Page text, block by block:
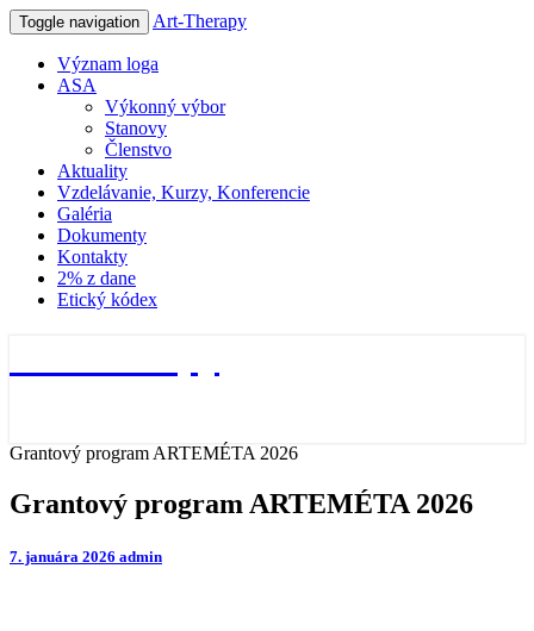
Toggle navigation Art-Therapy
Význam loga
ASA
Výkonný výbor
Stanovy
Členstvo
Aktuality
Vzdelávanie, Kurzy, Konferencie
Galéria
Dokumenty
Kontakty
2% z dane
Etický kódex
Grantový program ARTEMÉTA 2026
Grantový program ARTEMÉTA 2026
7. januára 2026 admin